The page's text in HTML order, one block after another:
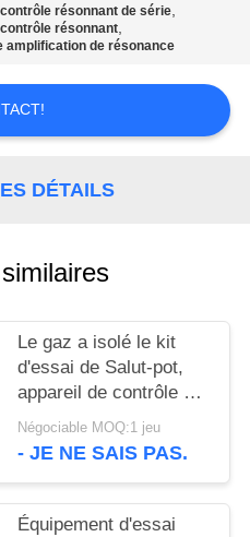
résonnant de série,
résonnant,
amplification de résonance
DÉTAILS
Le gaz a isolé le kit
d'essai de Salut-pot,
appareil de contrôle de
tension de tenue de
fréquence de
Négociable MOQ:1 jeu
- JE NE SAIS PAS.
Équipement d'essai